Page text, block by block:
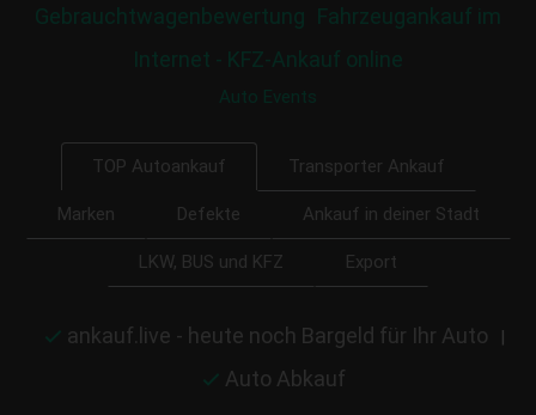
Gebrauchtwagenbewertung Fahrzeugankauf im
Internet - KFZ-Ankauf online
Auto Events
TOP Autoankauf Transporter Ankauf
Marken Defekte Ankauf in deiner Stadt
LKW, BUS und KFZ Export
ankauf.live - heute noch Bargeld für Ihr Auto |
Auto Abkauf